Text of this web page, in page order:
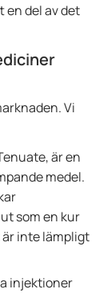
en del av det
Vi
är en
medel.
som en kur
är inte lämpligt
injektioner